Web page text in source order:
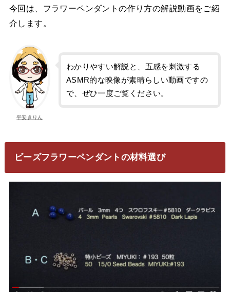
今回は、フラワーペンダントの作り方の解説動画をご紹
介します。
平安きりん
わかりやすい解説と、五感を刺激する
ASMR的な映像が素晴らしい動画ですの
で、ぜひ一度ご覧ください。
ビーズフラワーペンダントの材料選び